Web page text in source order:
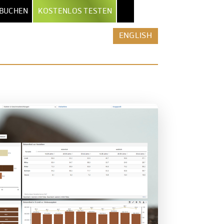
REPORT-BOOKS
AUTOMATISIERUNG
CLAUDE / MCP
REST-API
NACH BRANCHE
KOSTENLOS TESTEN
ENGLISH